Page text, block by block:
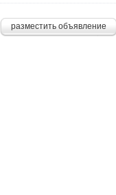
разместить объявление